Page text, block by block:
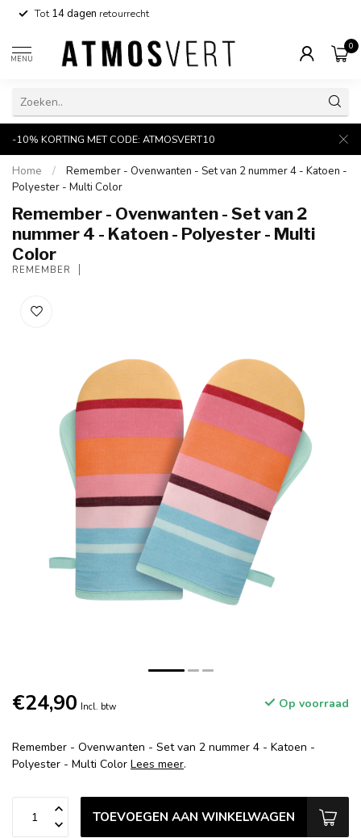
Tot14 dagen retourrecht
MENU
0
-10% KORTING MET CODE: ATMOSVERT10
Home /
Remember - Ovenwanten - Set van 2 nummer 4 - Katoen -
Polyester - Multi Color
Remember - Ovenwanten - Set van 2
nummer 4 - Katoen - Polyester - Multi
Color
REMEMBER
€24,90 Incl. btw Op voorraad
Remember - Ovenwanten - Set van 2 nummer 4 - Katoen -
Polyester - Multi Color Lees meer.
TOEVOEGEN AAN WINKELWAGEN